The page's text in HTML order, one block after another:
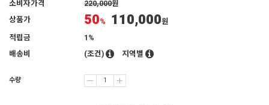
소비자가격 220,000원
상품가
50% 110,000원
적립금
1%
배송비
(조건) 지역별
수량